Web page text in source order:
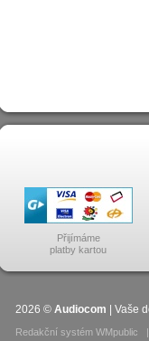
Přijímáme
platby kartou
2026 © Audiocom | Vaše
Redakční systém WMpublic